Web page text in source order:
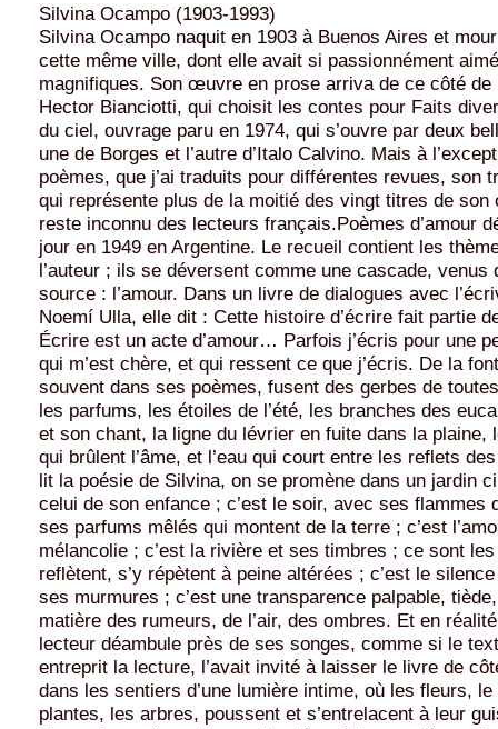
Silvina Ocampo (1903-1993)
Silvina Ocampo naquit en 1903 à Buenos Aires et
cette même ville, dont elle avait si passionnément
magnifiques. Son œuvre en prose arriva de ce côté de
Hector Bianciotti, qui choisit les contes pour Faits
du ciel, ouvrage paru en 1974, qui s’ouvre par deux
une de Borges et l’autre d’Italo Calvino. Mais à
poèmes, que j’ai traduits pour différentes revues, son
qui représente plus de la moitié des vingt titres de
reste inconnu des lecteurs français.Poèmes d’amour
jour en 1949 en Argentine. Le recueil contient les
l’auteur ; ils se déversent comme une cascade, venus
source : l’amour. Dans un livre de dialogues avec
Noemí Ulla, elle dit : Cette histoire d’écrire fait partie
Écrire est un acte d’amour… Parfois j’écris pour une
qui m’est chère, et qui ressent ce que j’écris. De la
souvent dans ses poèmes, fusent des gerbes de
les parfums, les étoiles de l’été, les branches des
et son chant, la ligne du lévrier en fuite dans la plaine,
qui brûlent l’âme, et l’eau qui court entre les reflets
lit la poésie de Silvina, on se promène dans un jardin
celui de son enfance ; c’est le soir, avec ses flammes
ses parfums mêlés qui montent de la terre ; c’est
mélancolie ; c’est la rivière et ses timbres ; ce sont
reflètent, s’y répètent à peine altérées ; c’est le
ses murmures ; c’est une transparence palpable,
matière des rumeurs, de l’air, des ombres. Et en
lecteur déambule près de ses songes, comme si le
entreprit la lecture, l’avait invité à laisser le livre de
dans les sentiers d’une lumière intime, où les fleurs,
plantes, les arbres, poussent et s’entrelacent à leur